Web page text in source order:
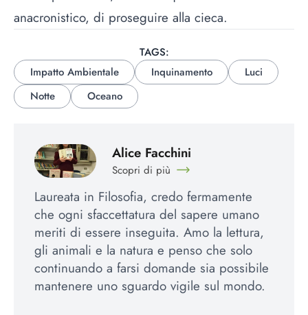
anacronistico, di proseguire alla cieca.
TAGS:
Impatto Ambientale
Inquinamento
Luci
Notte
Oceano
Alice Facchini
Scopri di più
Laureata in Filosofia, credo fermamente
che ogni sfaccettatura del sapere umano
meriti di essere inseguita. Amo la lettura,
gli animali e la natura e penso che solo
continuando a farsi domande sia possibile
mantenere uno sguardo vigile sul mondo.